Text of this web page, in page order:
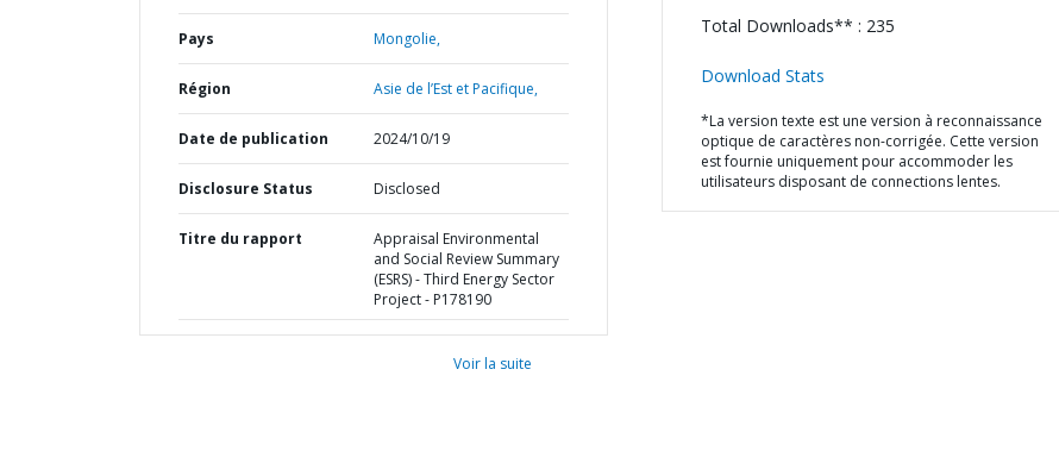
Pays Mongolie,
Région Asie de l’Est et Pacifique,
Date de publication 2024/10/19
Disclosure Status Disclosed
Titre du rapport
Appraisal Environmental
and Social Review Summary
(ESRS) - Third Energy Sector
Project - P178190
Voir la suite
Total Downloads** : 235
Download Stats
*La version texte est une version à reconnaissance
optique de caractères non-corrigée. Cette version
est fournie uniquement pour accommoder les
utilisateurs disposant de connections lentes.